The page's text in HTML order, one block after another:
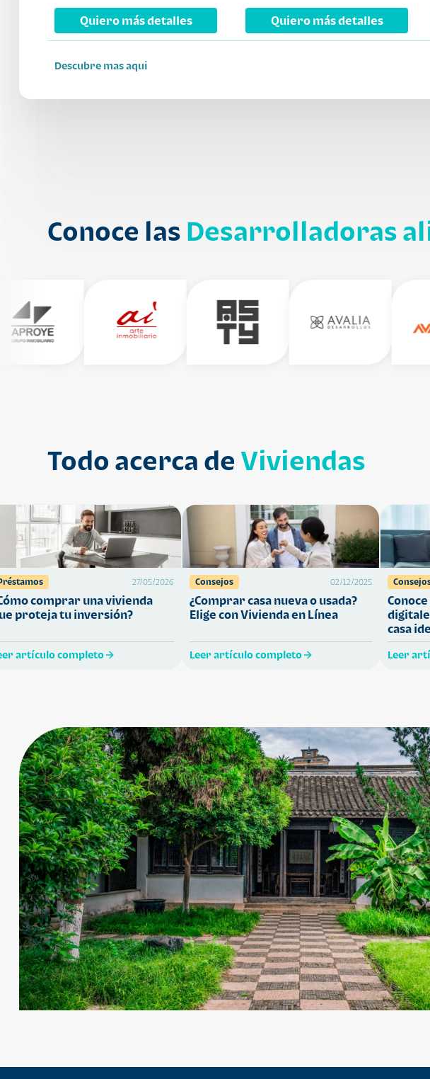
Quiero más detalles Quiero más detalles
Descubre mas aqui
Conoce las Desarrolladoras
Todo acerca de Viviendas
27/05/2026
comprar una vivienda
proteja tu inversión?
artículo completo
Consejos 02/12/2025
¿Comprar casa nueva o usada?
Elige con Vivienda en Línea
Leer artículo completo
casa
Leer